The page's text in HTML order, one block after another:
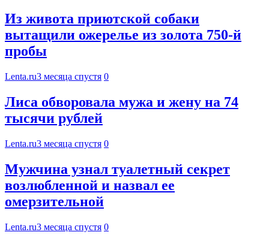
Из живота приютской собаки
вытащили ожерелье из золота 750-й
пробы
Lenta.ru3 месяца спустя 0
Лиса обворовала мужа и жену на 74
тысячи рублей
Lenta.ru3 месяца спустя 0
Мужчина узнал туалетный секрет
возлюбленной и назвал ее
омерзительной
Lenta.ru3 месяца спустя 0